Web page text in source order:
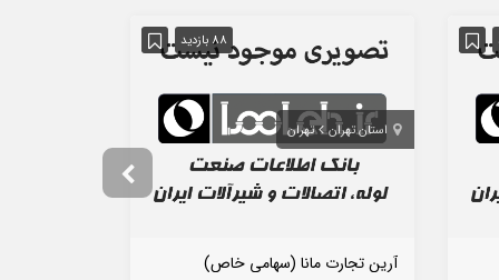
88 بازدید
استان تهران تهران
آرین تجارت مانا (سهامی خاص)